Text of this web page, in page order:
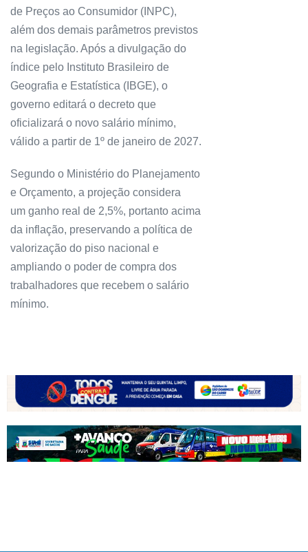
de Preços ao Consumidor (INPC),
além dos demais parâmetros previstos
na legislação. Após a divulgação do
índice pelo Instituto Brasileiro de
Geografia e Estatística (IBGE), o
governo editará o decreto que
oficializará o novo salário mínimo,
válido a partir de 1º de janeiro de 2027.
Segundo o Ministério do Planejamento
e Orçamento, a projeção considera
um ganho real de 2,5%, portanto acima
da inflação, preservando a política de
valorização do piso nacional e
ampliando o poder de compra dos
trabalhadores que recebem o salário
mínimo.